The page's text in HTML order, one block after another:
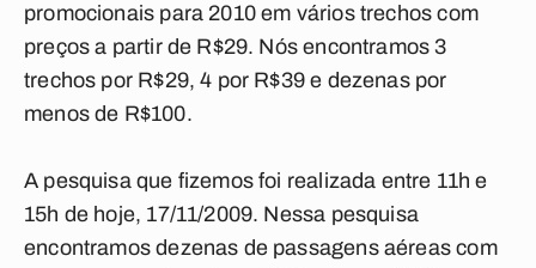
promocionais para 2010 em vários trechos com
preços a partir de R$29. Nós encontramos 3
trechos por R$29, 4 por R$39 e dezenas por
menos de R$100.
A pesquisa que fizemos foi realizada entre 11h e
15h de hoje, 17/11/2009. Nessa pesquisa
encontramos dezenas de passagens aéreas com